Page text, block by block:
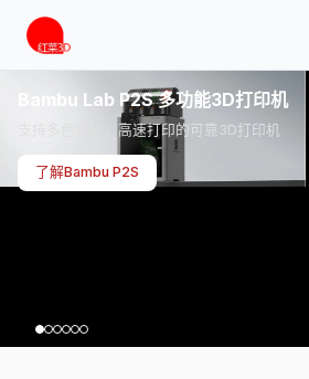
Bambu Lab P2S 多功能3D打印机
支持多色打印、高速打印的可靠3D打印机
了解Bambu P2S